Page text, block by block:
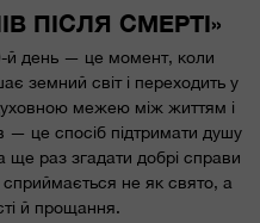
ПІСЛЯ СМЕРТІ»
й день — це момент, коли
земний світ і переходить у
межею між життям і
— це спосіб підтримати душу
ще раз згадати добрі справи
не як свято, а
й прощання.